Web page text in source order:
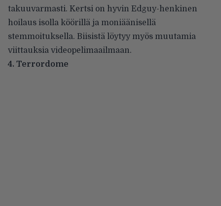
takuuvarmasti. Kertsi on hyvin Edguy-henkinen
hoilaus isolla köörillä ja moniäänisellä
stemmoituksella. Biisistä löytyy myös muutamia
viittauksia videopelimaailmaan.
4. Terrordome